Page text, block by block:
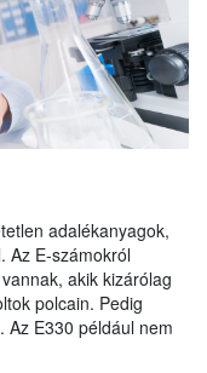
adalékanyagok,
Az E-számokról
akik kizárólag
polcain. Pedig
Az E330 például nem